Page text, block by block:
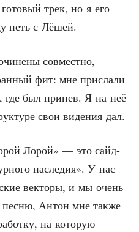
трек, но я его
петь с Лёшей.
сов­мест­но, —
фит: мне при­сла­ли
где был при­пев. Я на неё
свои виде­ния дал.
Лорой» — это сайд-
насле­дия». У нас
век­то­ры, и мы очень
пес­ню, Антон мне так­же
на кото­рую